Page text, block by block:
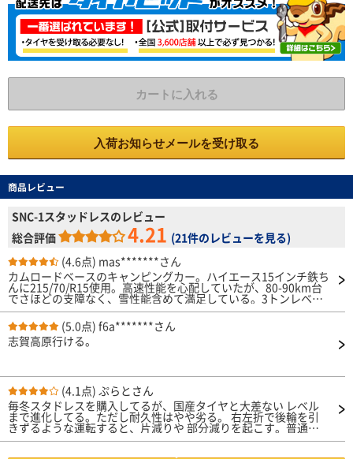
カートに入れる
入荷お知らせメールを受け取る
商品レビュー
SNC-1スタッドレスのレビュー
総合評価
4.21 (21件のレビューを見る)
(4.6点) mas*******さん
カムロードベースのキャンピングカー。ハイエース15インチ鉄ち
んに215/70/R15使用。高速性能を心配していたが、80-90km台
でさほどの支障なく、雪性能含めて満足している。3トンレベル
の重量級ですが、ナンカンSNC1の空気圧は前後どの程度がオス
スメでしょうか？ナンカンに限っての事ではありませんが、前輪
空気圧高めにするとよくぶれます。
(5.0点) f6a*******さん
志賀高原行ける。
(4.1点) ぷらとさん
毎冬スタドレスを購入してるが、国産タイヤと大差ない レベル
まで進化してる。ただし耐久性はやや劣る。 右左折で後輪を引
きずるような運転すると、片減りや 部分減りを起こす。普通に
運転する分には起きる症状 ではないので問題にする事ではない